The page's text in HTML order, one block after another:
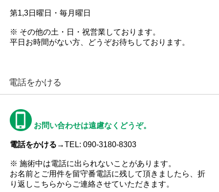
第1,3日曜日・毎月曜日
※ その他の土・日・祝営業しております。
平日お時間がない方、どうぞお待ちしております。
電話をかける
お問い合わせは遠慮なくどうぞ。
電話をかける→TEL: 090-3180-8303
※ 施術中は電話に出られないことがあります。
お名前とご用件を留守番電話に残して頂きましたら、折
り返しこちらからご連絡させていただきます。